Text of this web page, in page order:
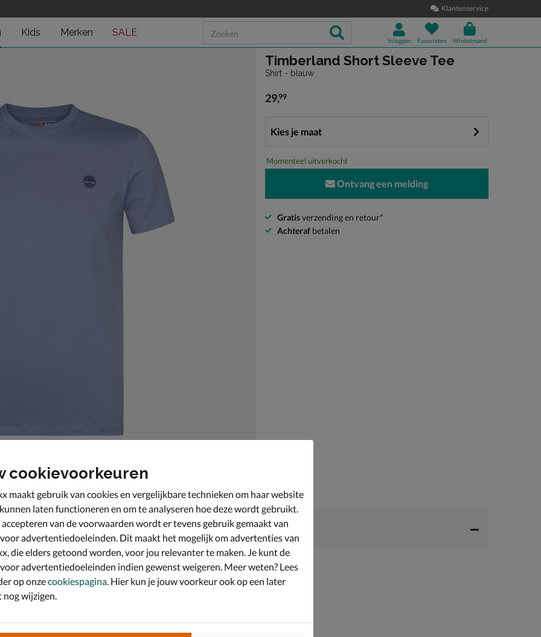
Klantenservice
Kids Merken SALE
Inloggen Favorieten Winkelmand
Timberland Short Sleeve Tee
Shirt - blauw
€ 29,99
29,99
Kies je maat
Momenteel uitverkocht
Ontvang een melding
Gratisverzending en retour*
Achteraf betalen
een echte musthave.
heeft, perfect voor de warme dagen.
cookievoorkeuren
maakt gebruik van cookies en vergelijkbare technieken om haar website
laten functioneren en om te analyseren hoe deze wordt gebruikt.
van de voorwaarden wordt er tevens gebruik gemaakt van
advertentiedoeleinden. Dit maakt het mogelijk om advertenties van
die elders getoond worden, voor jou relevanter te maken. Je kunt de
advertentiedoeleinden indien gewenst weigeren. Meer weten? Lees
op onzecookiespagina . Hier kun je jouw voorkeur ook op een later
wijzigen.